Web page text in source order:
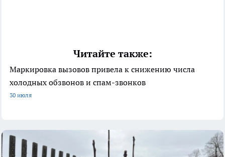
Читайте также:
Маркировка вызовов привела к снижению числа
холодных обзвонов и спам-звонков
30 июля